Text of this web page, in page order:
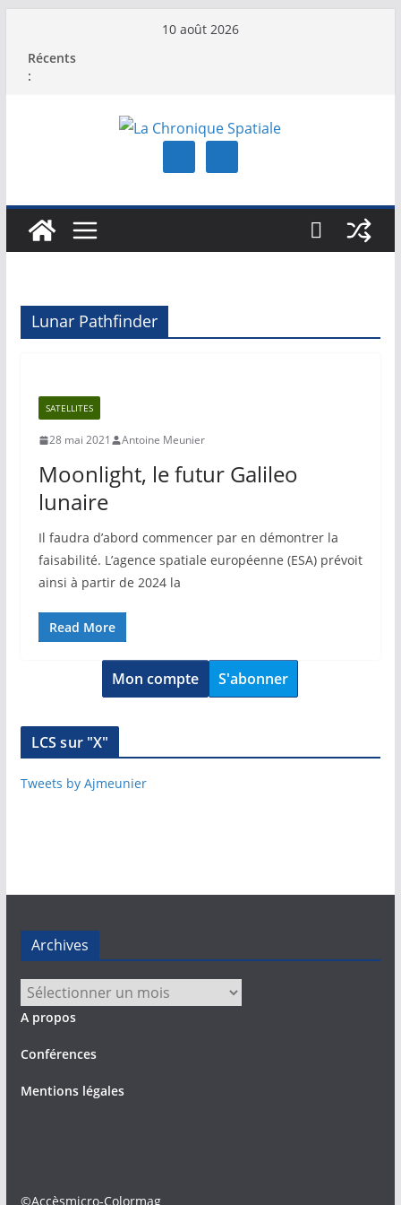
contenu
10 août 2026
Récents
:
Lunar Pathfinder
SATELLITES
28 mai 2021 Antoine Meunier
Moonlight, le futur Galileo
lunaire
Il faudra d’abord commencer par en démontrer la
faisabilité. L’agence spatiale européenne (ESA) prévoit
ainsi à partir de 2024 la
Read More
Mon compte S'abonner
LCS sur "X"
Tweets by Ajmeunier
Archives
Archives
A propos
Conférences
Mentions légales
©Accèsmicro-Colormag